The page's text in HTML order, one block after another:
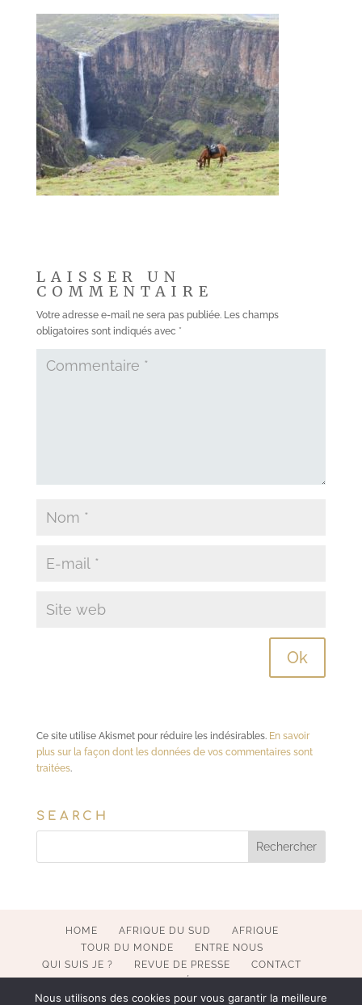
LAISSER UN
COMMENTAIRE
Votre adresse e-mail ne sera pas publiée. Les champs
obligatoires sont indiqués avec *
Ce site utilise Akismet pour réduire les indésirables. En savoir
plus sur la façon dont les données de vos commentaires sont
traitées.
SEARCH
HOME AFRIQUE DU SUD
AFRIQUE
TOUR DU MONDE
ENTRE NOUS
QUI SUIS JE ?
REVUE DE PRESSE
CONTACT
Nous utilisons des cookies pour vous garantir la meilleure